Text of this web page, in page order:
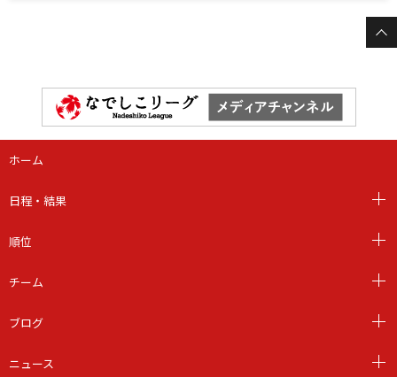
ホーム
日程・結果
順位
チーム
ブログ
ニュース